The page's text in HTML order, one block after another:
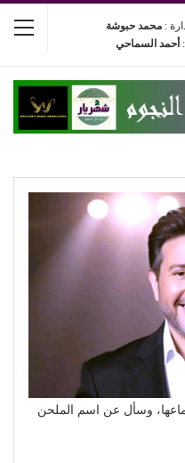
: محمد حبوشة
أحمد السماحي
وسأل عن اسم الملحن